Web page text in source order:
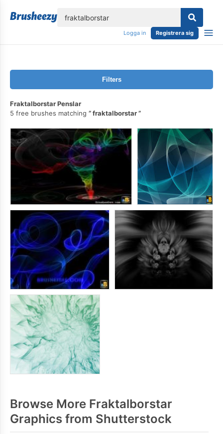
Logga in Registrera sig
Filters
Fraktalborstar Penslar
5 free brushes matching
fraktalborstar
Browse More Fraktalborstar
Graphics from Shutterstock